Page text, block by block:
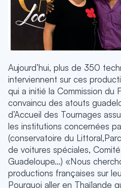
Aujourd’hui, plus de 350
interviennent sur ces
qui a initié la Commission du
convaincu des atouts
d’Accueil des Tournages
les institutions concernées
(conservatoire du
de voitures spéciales,
Guadeloupe…) «Nous
productions françaises sur
Pourquoi aller en Thaïlande